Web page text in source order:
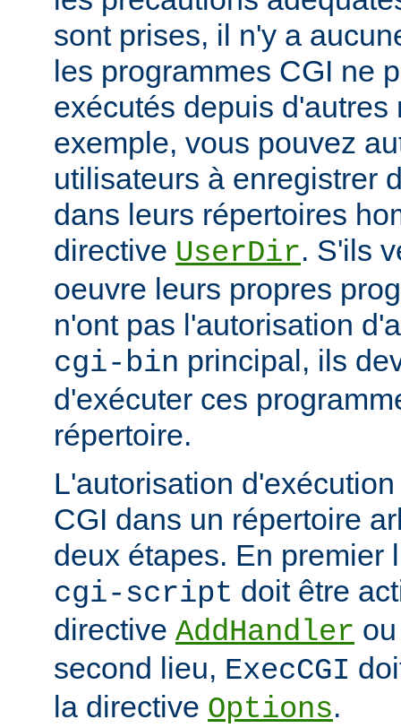
sont prises, il n'y a
les programmes CGI ne
exécutés depuis d'autres
exemple, vous pouvez
utilisateurs à enregistrer
dans leurs répertoires
directive UserDir. S'ils
oeuvre leurs propres
n'ont pas l'autorisation
cgi-bin principal, ils
d'exécuter ces
répertoire.
L'autorisation
CGI dans un répertoire
deux étapes. En premier
cgi-script doit être
directive AddHandler
second lieu, ExecCGI
la directive Options.